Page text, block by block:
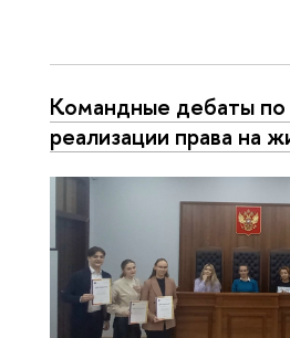
Командные дебаты
реализации права на